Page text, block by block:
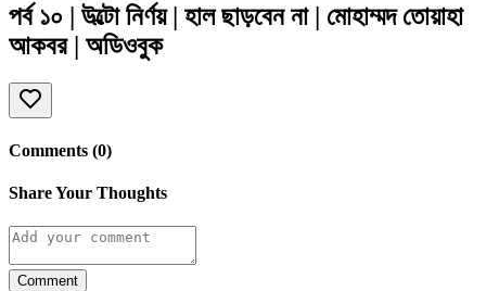
পর্ব ১০ | উল্টো নির্ণয় | হাল ছাড়বেন না | মোহাম্মদ তোয়াহা
আকবর | অডিওবুক
Comments (0)
Share Your Thoughts
Comment